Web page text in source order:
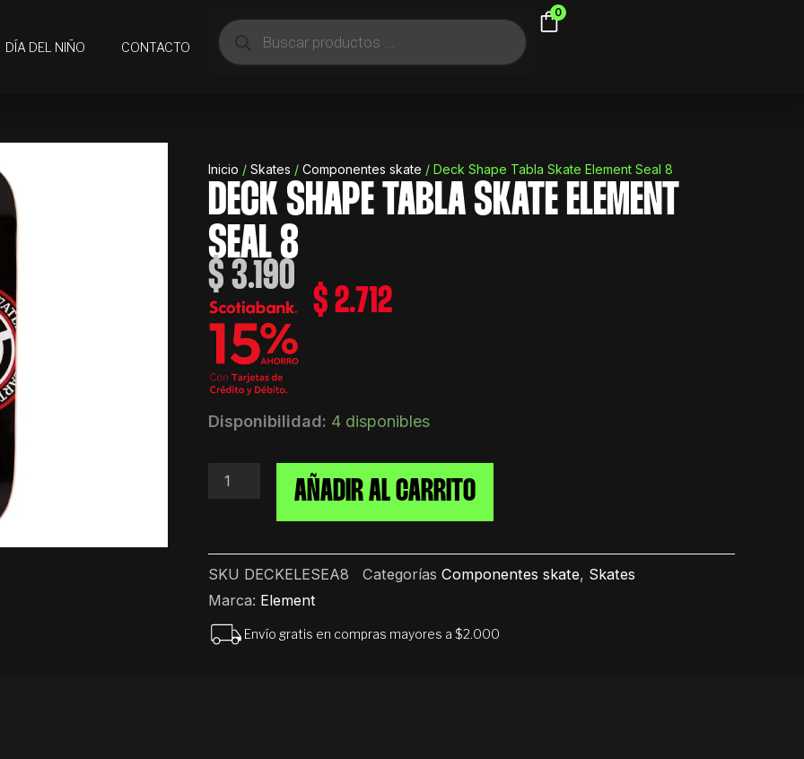
DÍA DEL NIÑO CONTACTO
Búsqueda
de
productos
0
Inicio / Skates / Componentes skate / Deck Shape Tabla Skate Element Seal 8
DECK SHAPE TABLA SKATE ELEMENT
SEAL 8
$ 3.190
$ 2.712
Disponibilidad: 4 disponibles
Deck
Shape
Element
AÑADIR AL CARRITO
SKU DECKELESEA8 Categorías Componentes skate, Skates
Marca: Element
Envío gratis en compras mayores a $2.000